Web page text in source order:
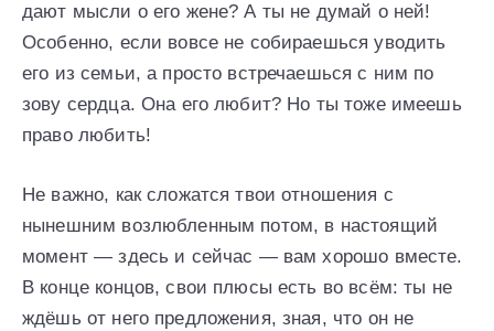
дают мысли о его жене? А ты не думай о ней!
Особенно, если вовсе не собираешься уводить
его из семьи, а просто встречаешься с ним по
зову сердца. Она его любит? Но ты тоже имеешь
право любить!
Не важно, как сложатся твои отношения с
нынешним возлюбленным потом, в настоящий
момент — здесь и сейчас — вам хорошо вместе.
В конце концов, свои плюсы есть во всём: ты не
ждёшь от него предложения, зная, что он не